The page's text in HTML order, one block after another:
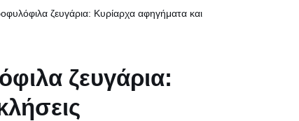
ζευγάρια: Κυρίαρχα αφηγήματα και
ζευγάρια: